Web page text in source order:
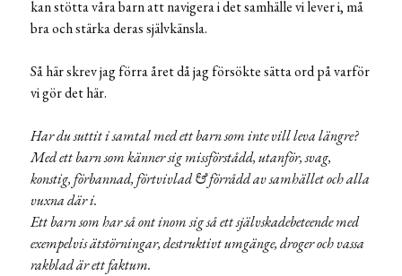
kan stötta våra barn att navigera i det samhälle vi lever i, må
bra och stärka deras självkänsla.
Så här skrev jag förra året då jag försökte sätta ord på varför
vi gör det här.
Har du suttit i samtal med ett barn som inte vill leva längre?
Med ett barn som känner sig missförstådd, utanför, svag,
konstig, förbannad, förtvivlad & förrådd av samhället och alla
vuxna där i.
Ett barn som har så ont inom sig så ett självskadebeteende med
exempelvis ätstörningar, destruktivt umgänge, droger och vassa
rakblad är ett faktum.